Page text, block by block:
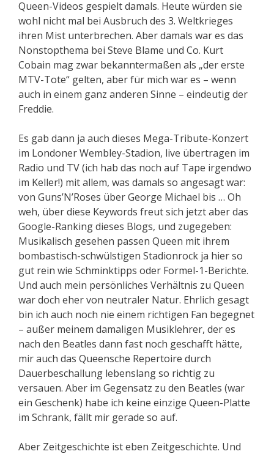
Queen-Videos gespielt damals. Heute würden sie
wohl nicht mal bei Ausbruch des 3. Weltkrieges
ihren Mist unterbrechen. Aber damals war es das
Nonstopthema bei Steve Blame und Co. Kurt
Cobain mag zwar bekanntermaßen als „der erste
MTV-Tote“ gelten, aber für mich war es – wenn
auch in einem ganz anderen Sinne – eindeutig der
Freddie.
Es gab dann ja auch dieses Mega-Tribute-Konzert
im Londoner Wembley-Stadion, live übertragen im
Radio und TV (ich hab das noch auf Tape irgendwo
im Keller!) mit allem, was damals so angesagt war:
von Guns’N’Roses über George Michael bis … Oh
weh, über diese Keywords freut sich jetzt aber das
Google-Ranking dieses Blogs, und zugegeben:
Musikalisch gesehen passen Queen mit ihrem
bombastisch-schwülstigen Stadionrock ja hier so
gut rein wie Schminktipps oder Formel-1-Berichte.
Und auch mein persönliches Verhältnis zu Queen
war doch eher von neutraler Natur. Ehrlich gesagt
bin ich auch noch nie einem richtigen Fan begegnet
– außer meinem damaligen Musiklehrer, der es
nach den Beatles dann fast noch geschafft hätte,
mir auch das Queensche Repertoire durch
Dauerbeschallung lebenslang so richtig zu
versauen. Aber im Gegensatz zu den Beatles (war
ein Geschenk) habe ich keine einzige Queen-Platte
im Schrank, fällt mir gerade so auf.
Aber Zeitgeschichte ist eben Zeitgeschichte. Und